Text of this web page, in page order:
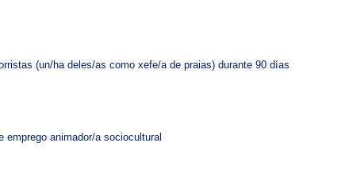
(un/ha deles/as como xefe/a de praias) durante 90 días
emprego animador/a sociocultural